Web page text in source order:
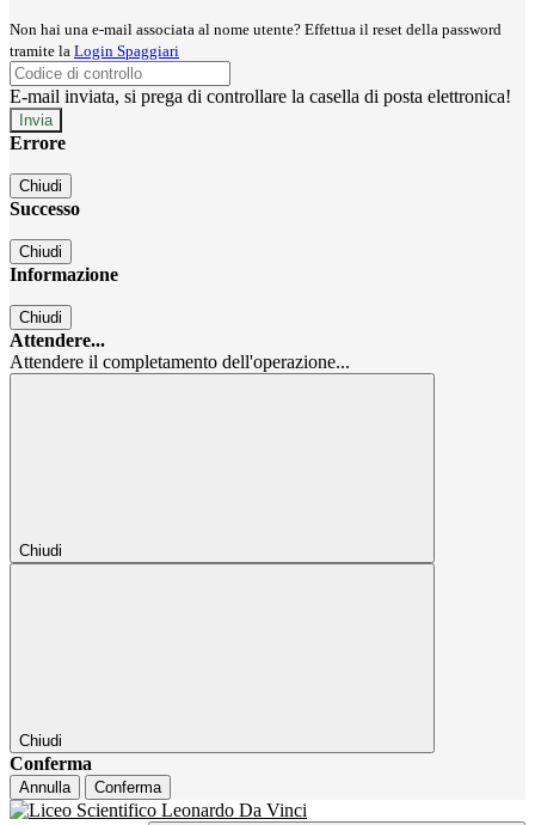
Non hai una e-mail associata al nome utente? Effettua il reset della password
tramite la Login Spaggiari
E-mail inviata, si prega di controllare la casella di posta elettronica!
Errore
Chiudi
Successo
Chiudi
Informazione
Chiudi
Attendere...
Attendere il completamento dell'operazione...
Chiudi
Chiudi
Conferma
Annulla Conferma